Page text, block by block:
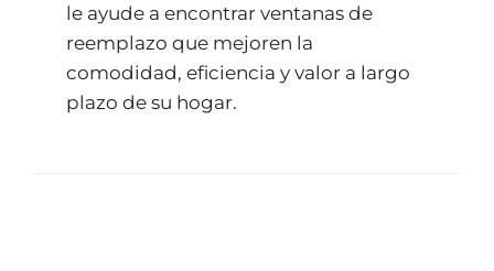
le ayude a encontrar ventanas de
reemplazo que mejoren la
comodidad, eficiencia y valor a largo
plazo de su hogar.